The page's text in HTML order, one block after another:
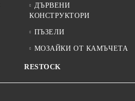
ДЪРВЕНИ
КОНСТРУКТОРИ
ПЪЗЕЛИ
МОЗАЙКИ ОТ КАМЪЧЕТА
RESTOCK